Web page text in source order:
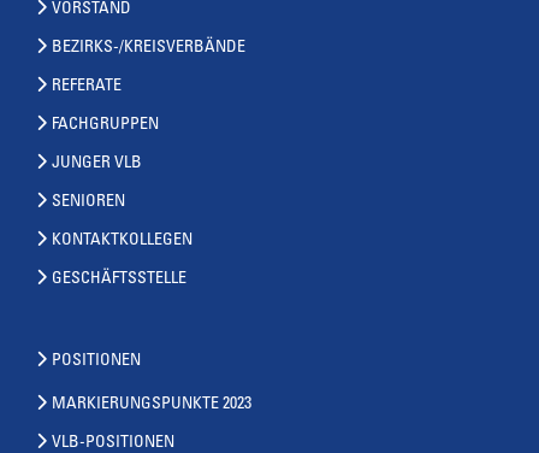
VORSTAND
BEZIRKS-/KREISVERBÄNDE
REFERATE
FACHGRUPPEN
JUNGER VLB
SENIOREN
KONTAKTKOLLEGEN
GESCHÄFTSSTELLE
POSITIONEN
MARKIERUNGSPUNKTE 2023
VLB-POSITIONEN